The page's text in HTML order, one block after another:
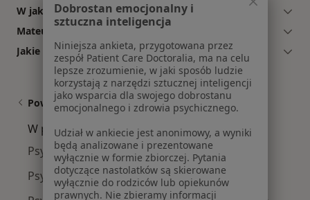
W jakich godzinach przyjmuje Mateusz Sosnowski?
Mateusz Sosnowski: co mówią pacjenci?
Jakie ubezpieczenia akceptuje Mateusz Sosnowski?
Powiązane wyszukiwania
W pobliżu Elbląga
Psychoterapeuci w Tczewie
Psychoterapeuci w Malborku
Dobrostan emocjonalny i
sztuczna inteligencja
Niniejsza ankieta, przygotowana przez
zespół Patient Care Doctoralia, ma na celu
lepsze zrozumienie, w jaki sposób ludzie
korzystają z narzędzi sztucznej inteligencji
jako wsparcia dla swojego dobrostanu
emocjonalnego i zdrowia psychicznego.
Udział w ankiecie jest anonimowy, a wyniki
będą analizowane i prezentowane
wyłącznie w formie zbiorczej. Pytania
dotyczące nastolatków są skierowane
wyłącznie do rodziców lub opiekunów
prawnych. Nie zbieramy informacji